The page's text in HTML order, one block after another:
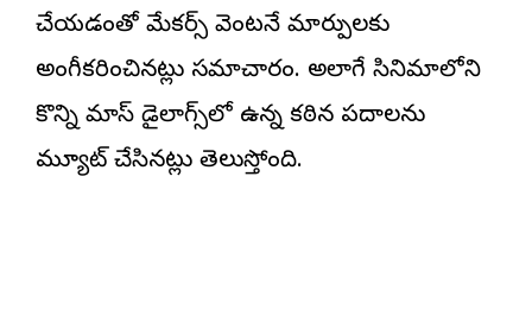
చేయడంతో మేకర్స్ వెంటనే మార్పులకు
అంగీకరించినట్లు సమాచారం. అలాగే సినిమాలోని
కొన్ని మాస్ డైలాగ్స్‌లో ఉన్న కఠిన పదాలను
మ్యూట్ చేసినట్లు తెలుస్తోంది.